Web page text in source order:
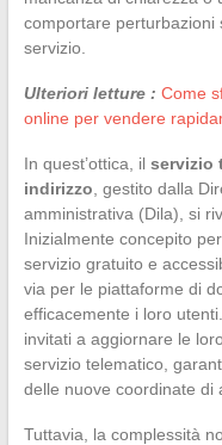
comportare perturbazioni
servizio.
Ulteriori letture : Come
online per vendere
In quest’ottica, il servizio
indirizzo , gestito dalla
amministrativa (Dila), si
Inizialmente concepito
servizio gratuito e
via per le piattaforme di
efficacemente i loro
invitati a aggiornare le
servizio telematico,
delle nuove coordinate di
Tuttavia, la complessità